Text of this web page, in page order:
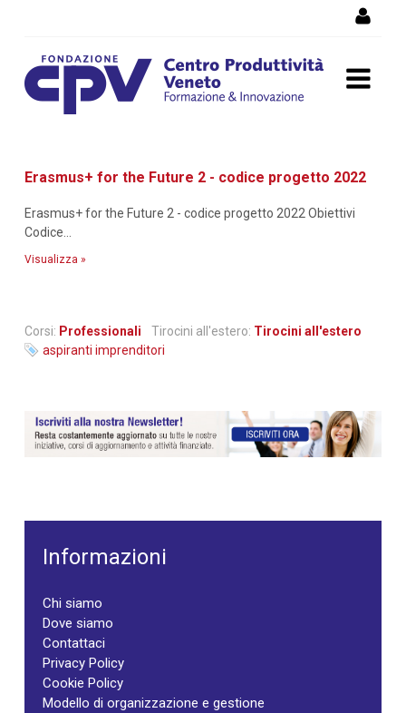
Erasmus+ for the Future 2 - codice progetto 2022
Erasmus+ for the Future 2 - codice progetto 2022 Obiettivi
Codice...
Visualizza »
Corsi: Professionali Tirocini all'estero: Tirocini all'estero
aspiranti imprenditori
Informazioni
Chi siamo
Dove siamo
Contattaci
Privacy Policy
Cookie Policy
Modello di organizzazione e gestione